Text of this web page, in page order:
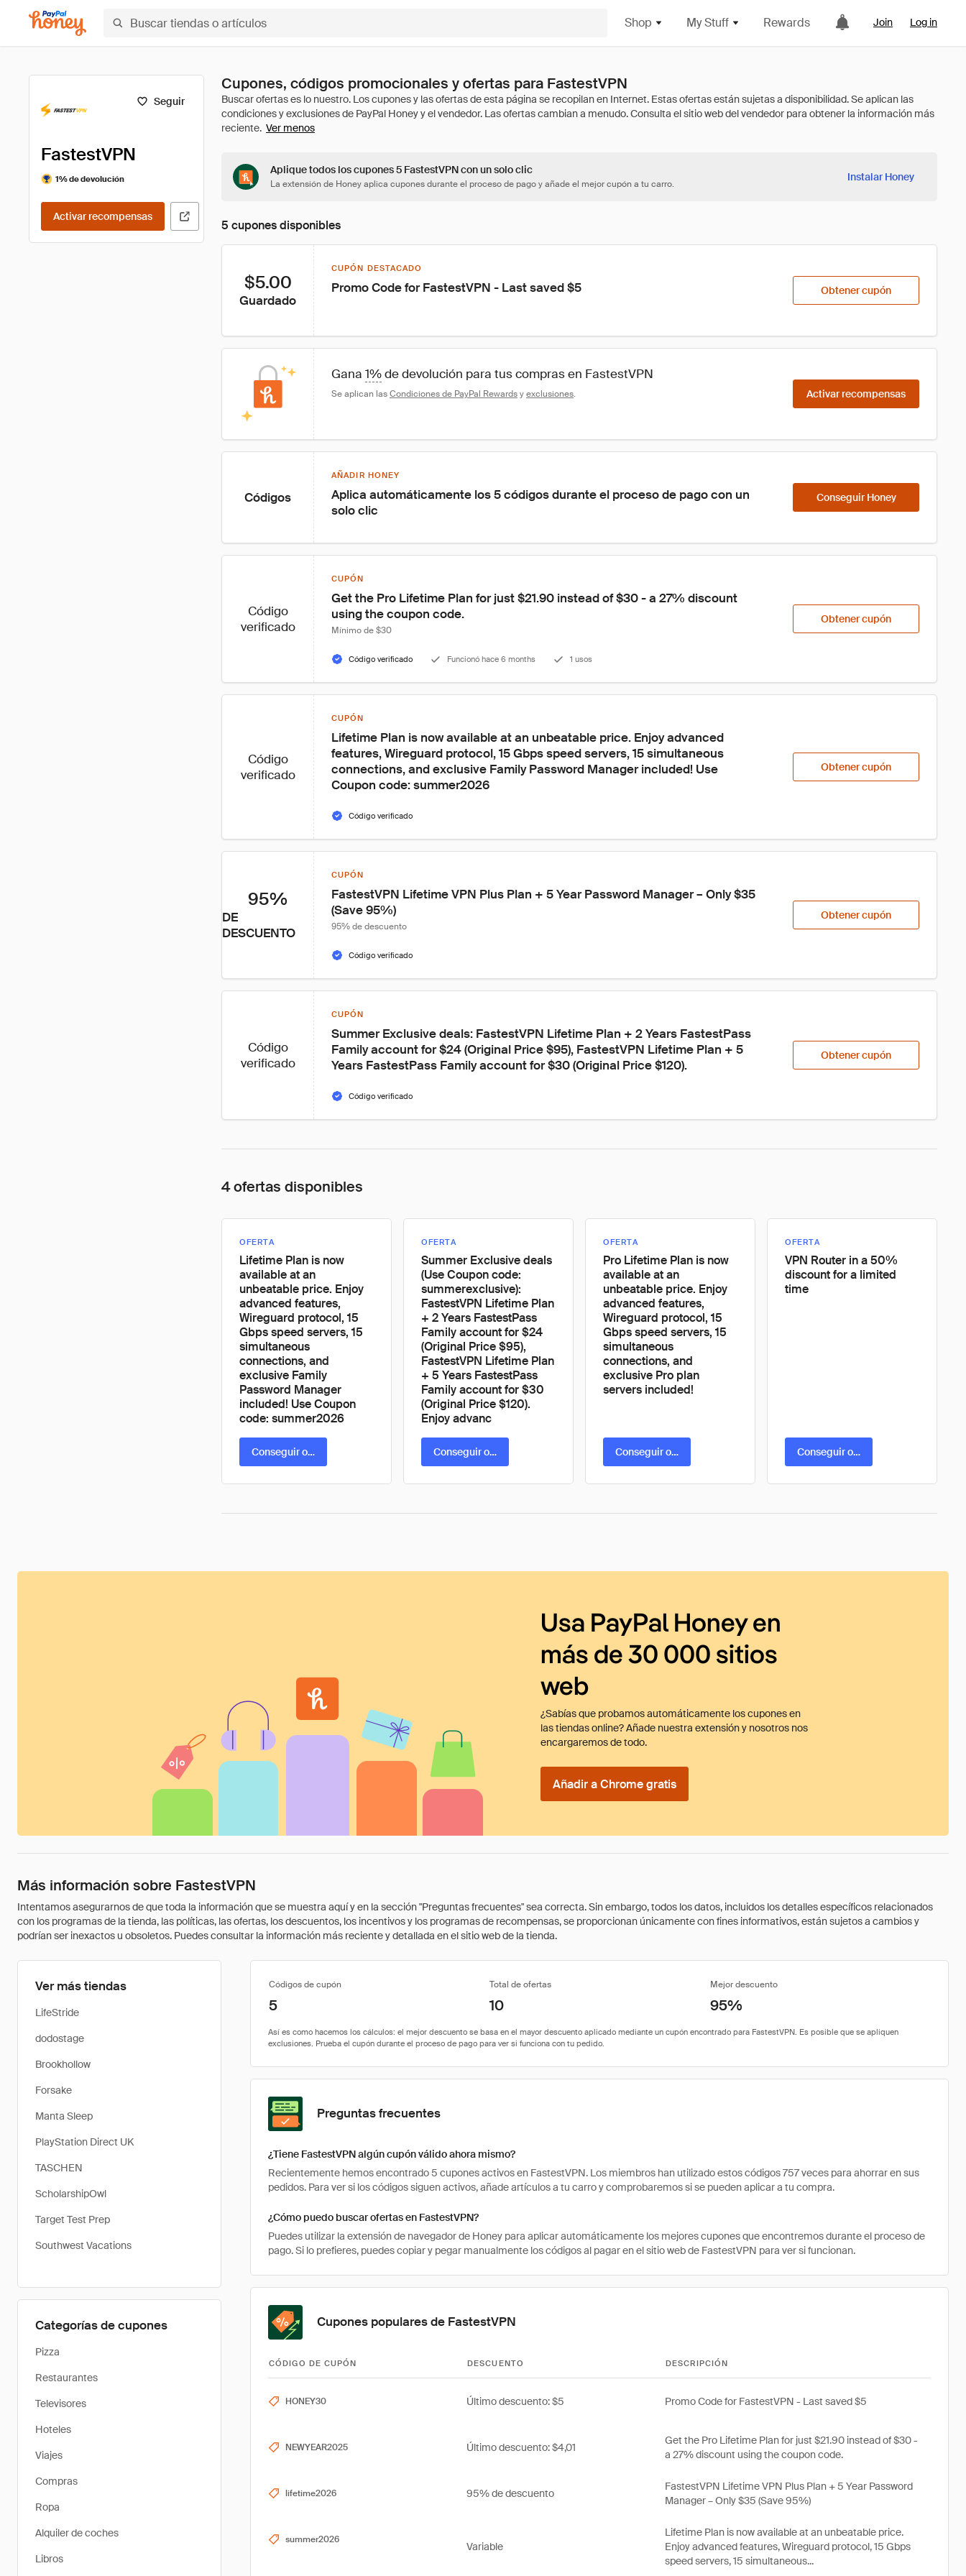
Shop My Stuff Rewards Join Log in
Seguir
FastestVPN
1% de devolución
Activar recompensas
Cupones, códigos promocionales y ofertas para FastestVPN
Ver menos
Aplique todos los cupones 5 FastestVPN con un solo clic
La extensión de Honey aplica cupones durante el proceso de pago y añade el mejor cupón a tu carro.
Instalar Honey
5 cupones disponibles
$5.00
Guardado
CUPÓN DESTACADO
Promo Code for FastestVPN - Last saved $5 Obtener cupón
Gana 1% de devolución para tus compras en FastestVPN
Se aplican las Condiciones de PayPal Rewards y exclusiones. Activar recompensas
Códigos
AÑADIR HONEY
Aplica automáticamente los 5 códigos durante el proceso de pago con un
solo clic
Conseguir Honey
Código
verificado
CUPÓN
Get the Pro Lifetime Plan for just $21.90 instead of $30 - a 27% discount
using the coupon code.
Mínimo de $30
Código verificado Funcionó hace 6 months 1 usos
Obtener cupón
Código
verificado
CUPÓN
Lifetime Plan is now available at an unbeatable price. Enjoy advanced
features, Wireguard protocol, 15 Gbps speed servers, 15 simultaneous
connections, and exclusive Family Password Manager included! Use
Coupon code: summer2026
Código verificado
Obtener cupón
95%
DE
DESCUENTO
CUPÓN
FastestVPN Lifetime VPN Plus Plan + 5 Year Password Manager – Only $35
(Save 95%)
95% de descuento
Código verificado
Obtener cupón
Código
verificado
CUPÓN
Summer Exclusive deals: FastestVPN Lifetime Plan + 2 Years FastestPass
Family account for $24 (Original Price $95), FastestVPN Lifetime Plan + 5
Years FastestPass Family account for $30 (Original Price $120).
Código verificado
Obtener cupón
4 ofertas disponibles
OFERTA
Lifetime Plan is now
available at an
unbeatable price. Enjoy
advanced features,
Wireguard protocol, 15
Gbps speed servers, 15
simultaneous
connections, and
exclusive Family
Password Manager
included! Use Coupon
code: summer2026
Conseguir oferta
OFERTA
Summer Exclusive deals
(Use Coupon code:
summerexclusive):
FastestVPN Lifetime Plan
+ 2 Years FastestPass
Family account for $24
(Original Price $95),
FastestVPN Lifetime Plan
+ 5 Years FastestPass
Family account for $30
(Original Price $120).
Enjoy advanc
Conseguir oferta
OFERTA
Pro Lifetime Plan is now
available at an
unbeatable price. Enjoy
advanced features,
Wireguard protocol, 15
Gbps speed servers, 15
simultaneous
connections, and
exclusive Pro plan
servers included!
Conseguir oferta
OFERTA
VPN Router in a 50%
discount for a limited
time
Conseguir oferta
Usa PayPal Honey en
más de 30 000 sitios
web
¿Sabías que probamos automáticamente los cupones en
las tiendas online? Añade nuestra extensión y nosotros nos
encargaremos de todo.
Añadir a Chrome gratis
Más información sobre FastestVPN
Intentamos asegurarnos de que toda la información que se muestra aquí y en la sección "Preguntas frecuentes" sea correcta. Sin embargo, todos los datos, incluidos los detalles específicos relacionados
con los programas de la tienda, las políticas, las ofertas, los descuentos, los incentivos y los programas de recompensas, se proporcionan únicamente con fines informativos, están sujetos a cambios y
podrían ser inexactos u obsoletos. Puedes consultar la información más reciente y detallada en el sitio web de la tienda.
Ver más tiendas
LifeStride
dodostage
Brookhollow
Forsake
Manta Sleep
PlayStation Direct UK
TASCHEN
ScholarshipOwl
Target Test Prep
Southwest Vacations
Categorías de cupones
Pizza
Restaurantes
Televisores
Hoteles
Viajes
Compras
Ropa
Alquiler de coches
Libros
Códigos de cupón Total de ofertas Mejor descuento
5 10 95%
Preguntas frecuentes
¿Tiene FastestVPN algún cupón válido ahora mismo?
Recientemente hemos encontrado 5 cupones activos en FastestVPN. Los miembros han utilizado estos códigos 757 veces para ahorrar en sus
pedidos. Para ver si los códigos siguen activos, añade artículos a tu carro y comprobaremos si se pueden aplicar a tu compra.
¿Cómo puedo buscar ofertas en FastestVPN?
Puedes utilizar la extensión de navegador de Honey para aplicar automáticamente los mejores cupones que encontremos durante el proceso de
pago. Si lo prefieres, puedes copiar y pegar manualmente los códigos al pagar en el sitio web de FastestVPN para ver si funcionan.
Cupones populares de FastestVPN
CÓDIGO DE CUPÓN DESCUENTO DESCRIPCIÓN
HONEY30 Último descuento: $5 Promo Code for FastestVPN - Last saved $5
NEWYEAR2025 Último descuento: $4,01
Get the Pro Lifetime Plan for just $21.90 instead of $30 -
a 27% discount using the coupon code.
lifetime2026 95% de descuento
FastestVPN Lifetime VPN Plus Plan + 5 Year Password
Manager – Only $35 (Save 95%)
summer2026
Variable
Lifetime Plan is now available at an unbeatable price.
Enjoy advanced features, Wireguard protocol, 15 Gbps
speed servers, 15 simultaneous...